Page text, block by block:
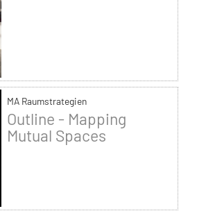
MA Raumstrategien
Outline - Mapping
Mutual Spaces